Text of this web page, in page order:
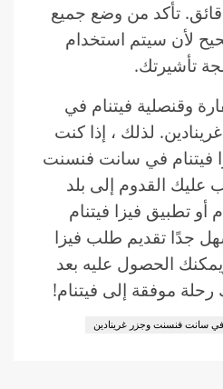
من 2 إلى 3 دقائق. تأكد من وضع جميع
لأن سيتم استخدام
تأشيرتك.
وقنصلية فيتنام في
لذلك ، إذا كنت
فيتنام في سانت فنسنت
عليك القدوم إلى بلد
أو تطبيق فيزا فيتنام
جدًا تقديم طلب فيزا
الحصول عليه بعد
موفقة إلى فيتنام!
في سانت فنسنت وجزر غرينادين